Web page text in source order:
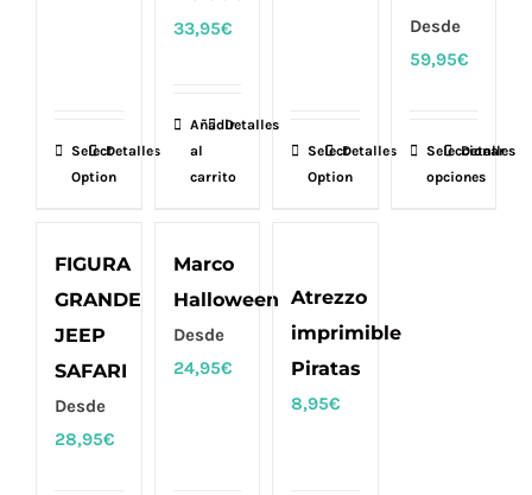
página
de
página
de
elegir
en
página
de
Select
Option
Detalles
33,95€
Añadir
al
carrito
Detalles
Select
Option
Detalles
Desde
59,95€
Seleccionar
opciones
Este
producto
Detalles
FIGURA
GRANDE
JEEP
SAFARI
Desde
28,95€
Marco
Halloween
Desde
24,95€
Atrezzo
imprimible
Piratas
8,95€